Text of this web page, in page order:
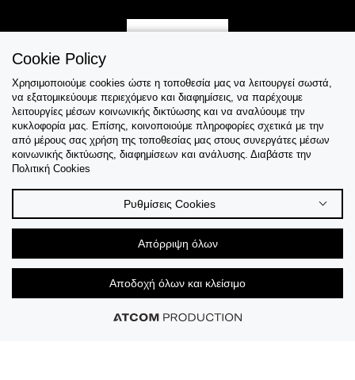
Εξυπηρέτηση
Collections
Cookie Policy
Χρησιμοποιούμε cookies ώστε η τοποθεσία μας να λειτουργεί σωστά,
να εξατομικεύουμε περιεχόμενο και διαφημίσεις, να παρέχουμε
λειτουργίες μέσων κοινωνικής δικτύωσης και να αναλύουμε την
κυκλοφορία μας. Επίσης, κοινοποιούμε πληροφορίες σχετικά με την
από μέρους σας χρήση της τοποθεσίας μας στους συνεργάτες μέσων
κοινωνικής δικτύωσης, διαφημίσεων και ανάλυσης. Διαβάστε την
Πολιτική Cookies
Ρυθμίσεις Cookies
Απόρριψη όλων
Αποδοχή όλων και κλείσιμο